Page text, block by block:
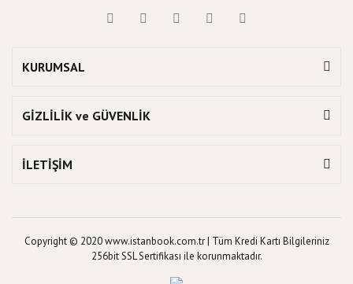
KURUMSAL
GİZLİLİK ve GÜVENLİK
İLETİŞİM
Copyright © 2020 www.istanbook.com.tr | Tüm Kredi Kartı Bilgileriniz
256bit SSL Sertifikası ile korunmaktadır.